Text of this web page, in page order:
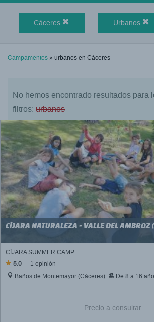
Cáceres Urbanos
Campamentos» urbanos en Cáceres
No hemos encontrado resultados para
filtros: urbanos
CÍJARA NATURALEZA - VALLE DEL AMBROZ
CÍJARA SUMMER CAMP
5,0
1 opinión
Baños de Montemayor (Cáceres)
De 8 a 16
Precio a consultar